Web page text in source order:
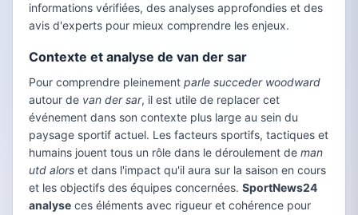
informations vérifiées, des analyses approfondies et des
avis d'experts pour mieux comprendre les enjeux.
Contexte et analyse de van der sar
Pour comprendre pleinement parle succeder woodward
autour de van der sar, il est utile de replacer cet
événement dans son contexte plus large au sein du
paysage sportif actuel. Les facteurs sportifs, tactiques et
humains jouent tous un rôle dans le déroulement de man
utd alors et dans l'impact qu'il aura sur la saison en cours
et les objectifs des équipes concernées. SportNews24
analyse ces éléments avec rigueur et cohérence pour